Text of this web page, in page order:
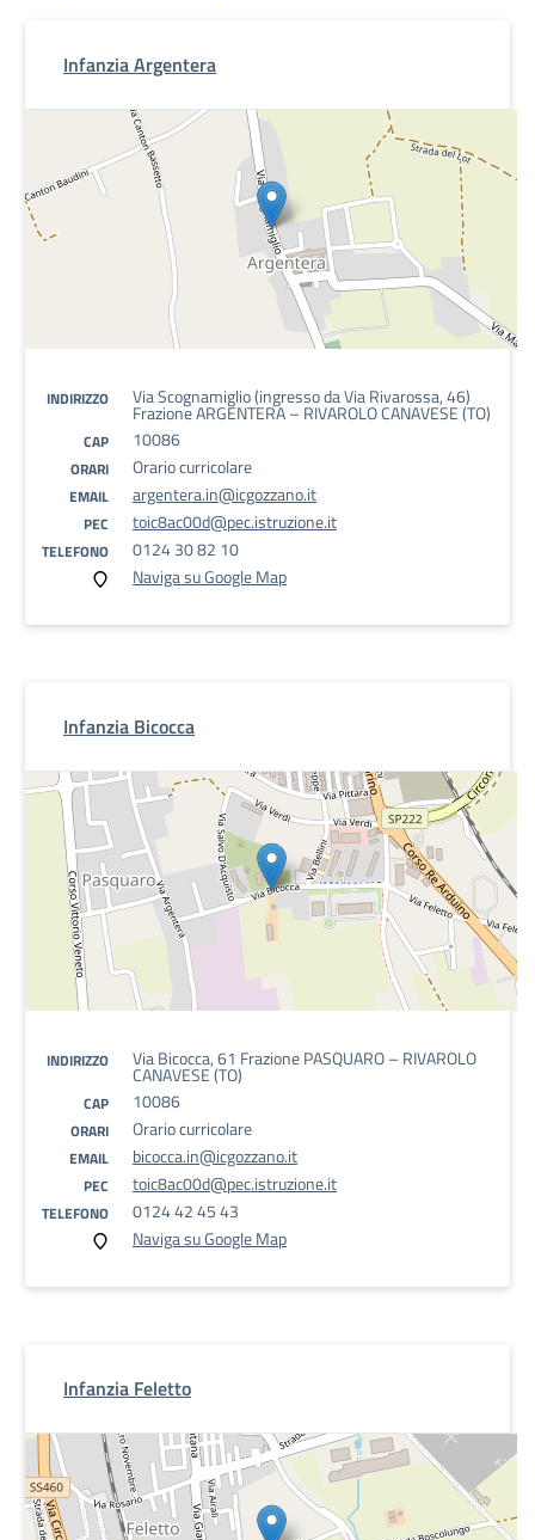
Infanzia Argentera
INDIRIZZO Via Scognamiglio (ingresso da Via Rivarossa, 46)
Frazione ARGENTERA – RIVAROLO CANAVESE (TO)
CAP 10086
ORARI Orario curricolare
EMAIL argentera.in@icgozzano.it
PEC toic8ac00d@pec.istruzione.it
TELEFONO
0124 30 82 10
Naviga su Google Map
Infanzia Bicocca
INDIRIZZO Via Bicocca, 61 Frazione PASQUARO – RIVAROLO
CANAVESE (TO)
CAP 10086
ORARI Orario curricolare
EMAIL bicocca.in@icgozzano.it
PEC toic8ac00d@pec.istruzione.it
TELEFONO
0124 42 45 43
Naviga su Google Map
Infanzia Feletto